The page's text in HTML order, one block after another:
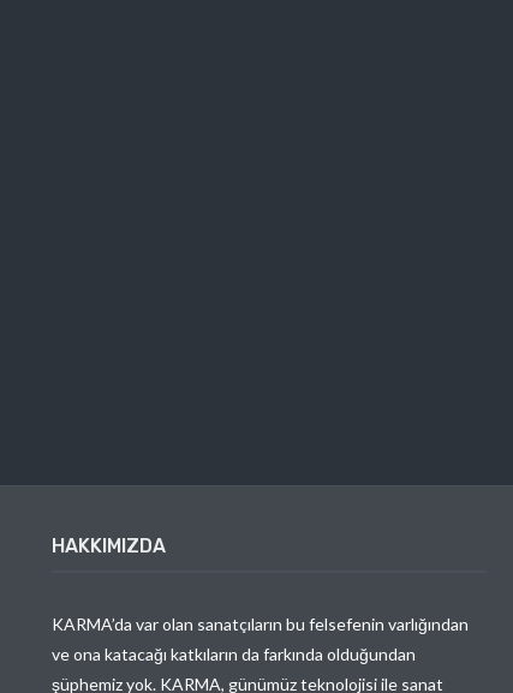
HAKKIMIZDA
KARMA’da var olan sanatçıların bu felsefenin varlığından
ve ona katacağı katkıların da farkında olduğundan
şüphemiz yok. KARMA, günümüz teknolojisi ile sanat